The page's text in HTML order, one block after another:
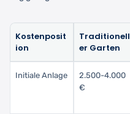
Kostenposit
ion
Traditionell
er Garten
Initiale Anlage
2.500-4.000
€